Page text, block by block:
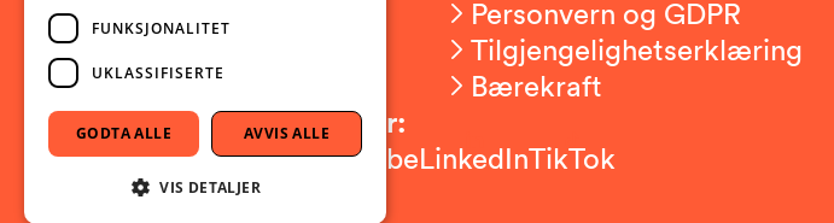
Presserom
Sikkerhet og beredskap
Personvern og GDPR
Tilgjengelighetserklæring
Bærekraft
Følg oss på sosiale medier:
FacebookInstagramYoutubeLinkedInTikTok
FUNKSJONALITET
UKLASSIFISERTE
GODTA ALLE AVVIS ALLE
VIS DETALJER